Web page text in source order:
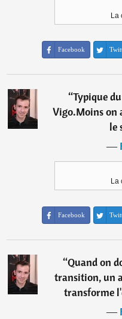
La
Facebook
“Typique
Vigo.Moins on
le
―
La
Facebook
“Quand on
transition, un
transforme
―